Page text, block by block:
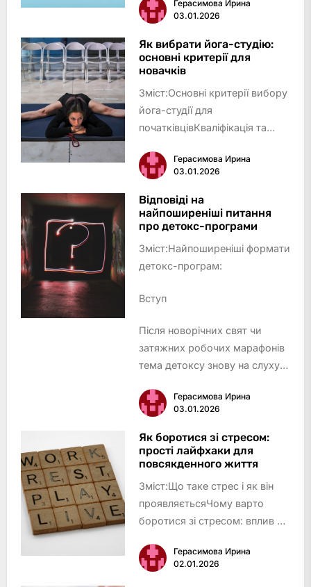
вуглеводівСередземноморська
дієта: баланс і
смакІнтервальне голодування:
харчуйся за
годинникомРослинний раціон:
тенденція до …
Герасимова Ирина
03.01.2026
Як вибрати йога-студію:
основні критерії для
новачків
Зміст:Основні критерії вибору
йога-студії для
початківцівКваліфікація та
йога-занять та стилі
практикиАтмосфера студії та
зручностіРозташування та
розклад занятьПрозорість цін
та додатк…
Герасимова Ирина
03.01.2026
Відповіді на
найпоширеніші питання
про детокс-програми
Зміст:Найпоширеніші формати
детокс-програм:
Вступ
Після новорічних свят чи
затяжних робочих марафонів
тема детоксу знову на слуху:
хтось кидається у складні
голодування, а інші – скепти…
Герасимова Ирина
03.01.2026
Як боротися зі стресом:
прості лайфхаки для
повсякденного життя
Зміст:Що таке стрес і як він
проявляєтьсяЧому варто
боротися зі стресом: вплив на
життяДихальні практики як
дієвий спосіб зменшити
Герасимова Ирина
02.01.2026